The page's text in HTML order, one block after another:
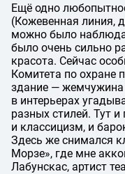
Ещё одно
(Кожевенная линия,
можно было
было очень сильно
красота. Сейчас
Комитета по охране
здание — жемчужина
в интерьерах
разных стилей. Тут
и классицизм, и
Здесь же снимался
Морзе», где мне
Лабунскас, артист